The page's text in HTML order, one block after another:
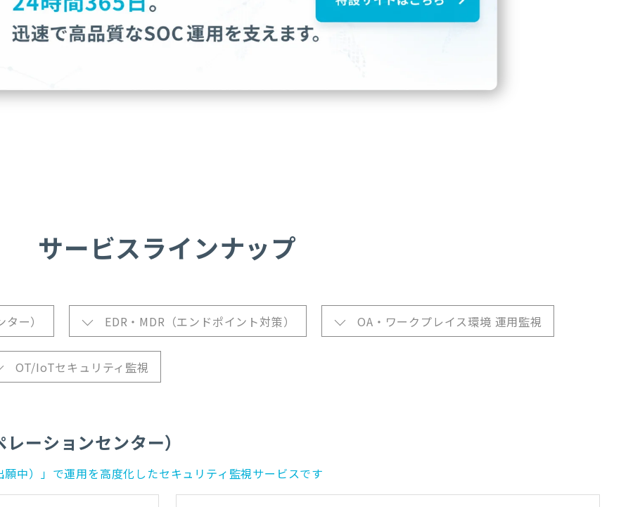
サービスラインナップ
ー） EDR・MDR（エンドポイント対策） OA・ワークプレイス環境 運用監視
OT/IoTセキュリティ監視
ーションセンター）
）」で運用を高度化したセキュリティ監視サービスです